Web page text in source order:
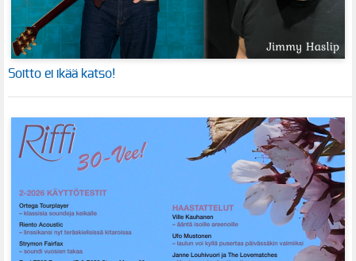
Soitto ei ikää katso!